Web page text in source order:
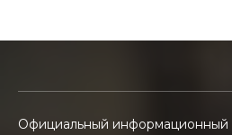
Официальный информационный